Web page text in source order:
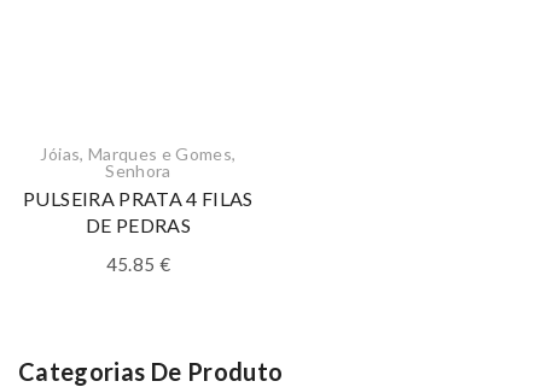
Jóias, Marques e Gomes,
Senhora
PULSEIRA PRATA 4 FILAS
DE PEDRAS
45.85 €
Categorias De Produto